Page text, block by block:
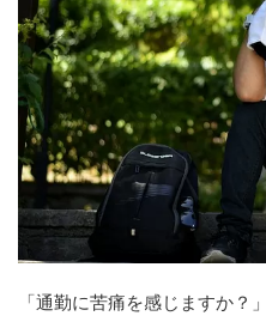
「通勤に苦痛を感じますか？